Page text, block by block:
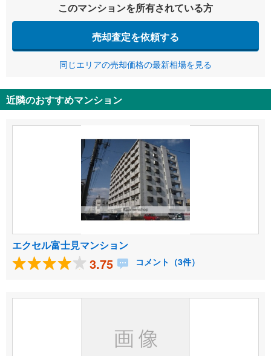
このマンションを所有されている方
売却査定を依頼する
同じエリアの売却価格の最新相場を見る
近隣のおすすめマンション
エクセル富士見マンション
3.75 コメント（3件）